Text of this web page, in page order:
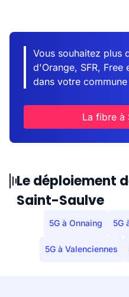
Vous souhaitez plus
d'Orange, SFR, Free
dans votre commune
La fibre à
Le déploiement
Saint-Saulve
5G à Onnaing 5G
5G à Valenciennes